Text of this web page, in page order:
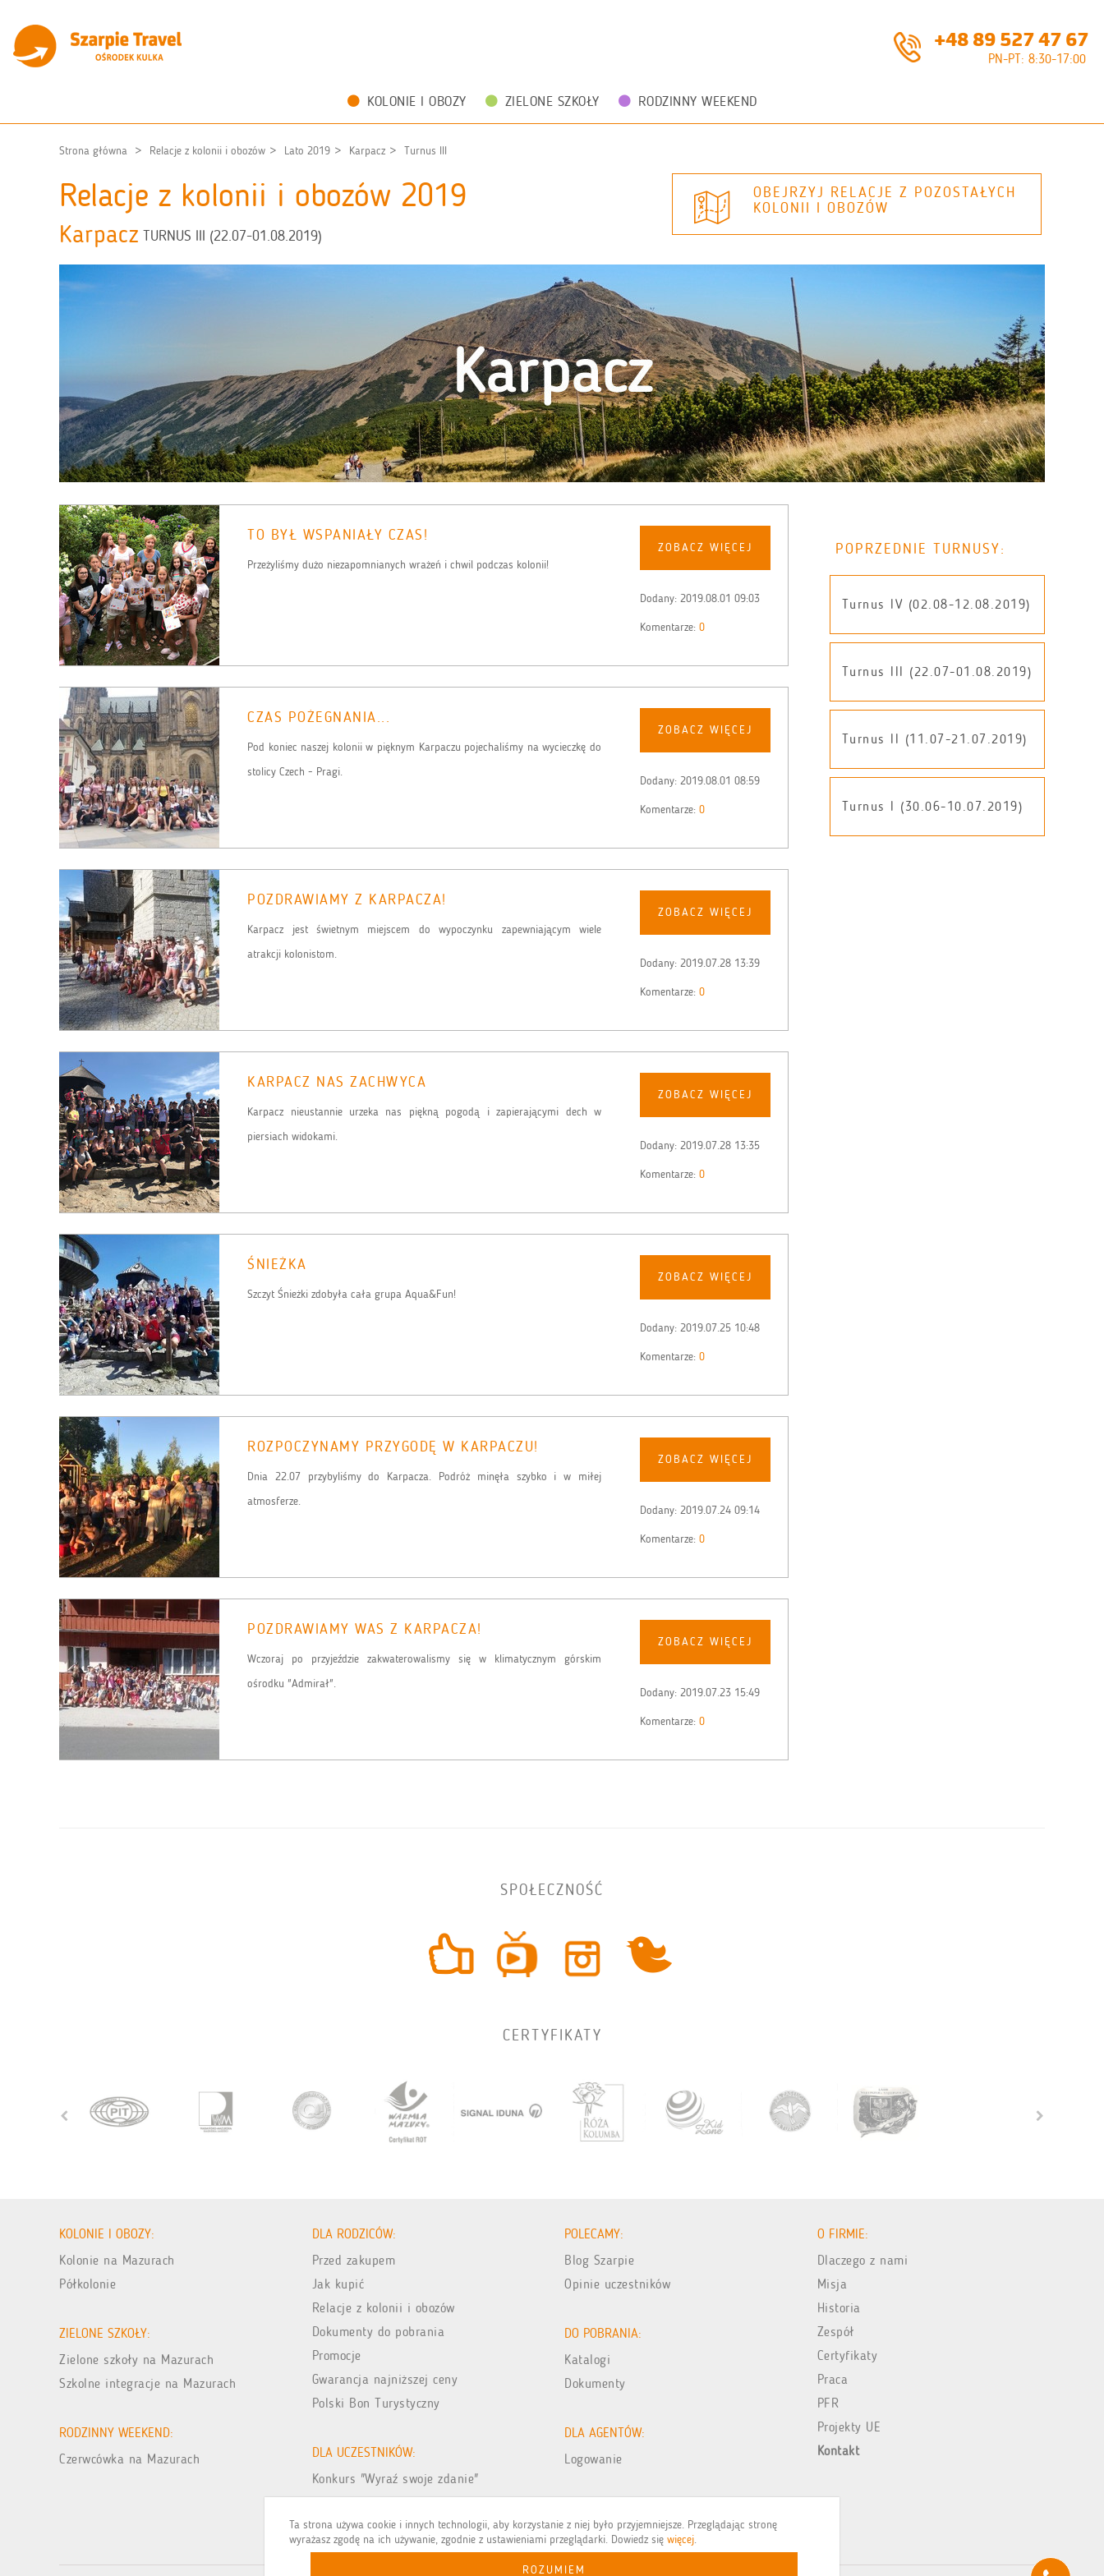
Ta strona używa cookie i innych technologii, aby korzystanie z niej było przyjemniejsze. Przeglądając stronę
wyrażasz zgodę na ich używanie, zgodnie z ustawieniami przeglądarki. Dowiedz się więcej.
ROZUMIEM
+48 89 527 47 67
PN-PT: 8:30-17:00
KOLONIE I OBOZY ZIELONE SZKOŁY RODZINNY WEEKEND
Strona główna Relacje z kolonii i obozów Lato 2019 Karpacz Turnus III
Relacje z kolonii i obozów 2019
Karpacz TURNUS III (22.07-01.08.2019)
OBEJRZYJ RELACJE Z POZOSTAŁYCH
KOLONII I OBOZÓW
TO BYŁ WSPANIAŁY CZAS!
Przeżyliśmy dużo niezapomnianych wrażeń i chwil podczas kolonii!
ZOBACZ WIĘCEJ
Dodany: 2019.08.01 09:03
Komentarze: 0
CZAS POŻEGNANIA...
Pod koniec naszej kolonii w pięknym Karpaczu pojechaliśmy na wycieczkę do
stolicy Czech - Pragi.
ZOBACZ WIĘCEJ
Dodany: 2019.08.01 08:59
Komentarze: 0
POZDRAWIAMY Z KARPACZA!
Karpacz jest świetnym miejscem do wypoczynku zapewniającym wiele
atrakcji kolonistom.
ZOBACZ WIĘCEJ
Dodany: 2019.07.28 13:39
Komentarze: 0
KARPACZ NAS ZACHWYCA
Karpacz nieustannie urzeka nas piękną pogodą i zapierającymi dech w
piersiach widokami.
ZOBACZ WIĘCEJ
Dodany: 2019.07.28 13:35
Komentarze: 0
ŚNIEŻKA
Szczyt Śnieżki zdobyła cała grupa Aqua&Fun!
ZOBACZ WIĘCEJ
Dodany: 2019.07.25 10:48
Komentarze: 0
ROZPOCZYNAMY PRZYGODĘ W KARPACZU!
Dnia 22.07 przybyliśmy do Karpacza. Podróż minęła szybko i w miłej
atmosferze.
ZOBACZ WIĘCEJ
Dodany: 2019.07.24 09:14
Komentarze: 0
POZDRAWIAMY WAS Z KARPACZA!
Wczoraj po przyjeździe zakwaterowalismy się w klimatycznym górskim
ośrodku "Admirał".
ZOBACZ WIĘCEJ
Dodany: 2019.07.23 15:49
Komentarze: 0
POPRZEDNIE TURNUSY:
Turnus IV (02.08-12.08.2019)
Turnus III (22.07-01.08.2019)
Turnus II (11.07-21.07.2019)
Turnus I (30.06-10.07.2019)
SPOŁECZNOŚĆ
CERTYFIKATY
KOLONIE I OBOZY:
Kolonie na Mazurach
Półkolonie
ZIELONE SZKOŁY:
Zielone szkoły na Mazurach
Szkolne integracje na Mazurach
RODZINNY WEEKEND:
Czerwcówka na Mazurach
DLA RODZICÓW:
Przed zakupem
Jak kupić
Relacje z kolonii i obozów
Dokumenty do pobrania
Promocje
Gwarancja najniższej ceny
Polski Bon Turystyczny
DLA UCZESTNIKÓW:
Konkurs "Wyraź swoje zdanie"
Galeria zdjęć z wakacji
POLECAMY:
Blog Szarpie
Opinie uczestników
DO POBRANIA:
Katalogi
Dokumenty
DLA AGENTÓW:
Logowanie
O FIRMIE:
Dlaczego z nami
Misja
Historia
Zespół
Certyfikaty
Praca
PFR
Projekty UE
Kontakt